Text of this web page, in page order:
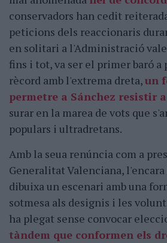
conservadors han cedit
peticions dels reaccionaris
en solitari a l'Administració
fins i tot, va ser el primer baró a
rècord amb l'extrema dreta,un
permetre a Sánchez resistir
surar en la marea de vots que
populars i ultradretans.
Amb la seua renúncia com a
Generalitat Valenciana, l'encara
dibuixa un escenari amb una
sotmesa als designis i les
ha plegat sense convocar
tàndem que conformen els